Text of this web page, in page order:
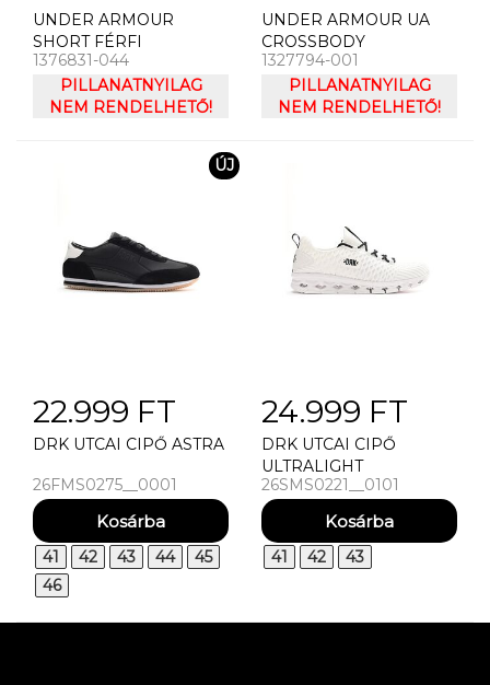
UNDER ARMOUR
SHORT FÉRFI
RÖVIDNADRÁG UNDER
ARMOUR LAUNCH
ELITE 2IN1 7'' SHORT
1376831-044
PILLANATNYILAG
NEM RENDELHETŐ!
UNDER ARMOUR UA
CROSSBODY
OLDALTÁSKA
1327794-001
PILLANATNYILAG
NEM RENDELHETŐ!
ÚJ
22.999 FT
DRK UTCAI CIPŐ ASTRA
26FMS0275__0001
41 42 43 44
45
46
24.999 FT
DRK UTCAI CIPŐ
ULTRALIGHT
26SMS0221__0101
41 42 43